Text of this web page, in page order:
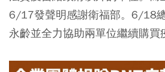
6/17發聲明感謝衛福部。6/18總
永齡並全力協助兩單位繼續購買